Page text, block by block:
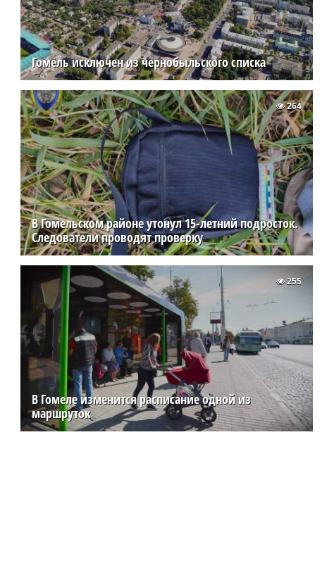
Гомель исключен из чернобыльского списка
В Гомельском районе утонул 15-летний подросток.
Следователи проводят проверку
264
В Гомеле изменится расписание одной из
маршруток
255